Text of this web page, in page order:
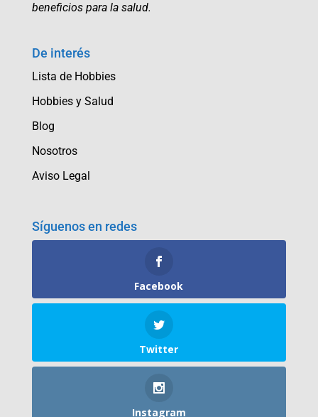
beneficios para la salud.
De interés
Lista de Hobbies
Hobbies y Salud
Blog
Nosotros
Aviso Legal
Síguenos en redes
Facebook
Twitter
Instagram